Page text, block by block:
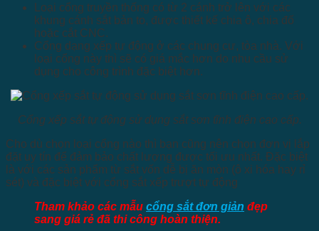
Loại cổng truyền thống có từ 2 cánh trở lên với các
khung cánh sắt bản to, được thiết kế chia ô, chia đố
hoặc cắt CNC.
Cổng dạng xếp tự động ở các chung cư, tòa nhà. Với
loại cổng này thì sẽ có giá mắc hơn do nhu cầu sử
dụng cho công trình đặc biệt hơn.
Cổng xếp sắt tự động sử dụng sắt sơn tĩnh điện cao cấp.
Cho dù chọn loại cổng nào thì bạn cũng nên chọn đơn vị lắp
đặt uy tín để đảm bảo chất lượng được tối ưu nhất. Đặc biệt
là với các sản phẩm từ sắt vốn dễ bị ăn mòn (ô xi hóa hay rỉ
sét) và đặc biệt với cổng sắt xếp trượt tự động
Tham khảo các mẫu cổng sắt đơn giản đẹp
sang giá rẻ đã thi công hoàn thiện.